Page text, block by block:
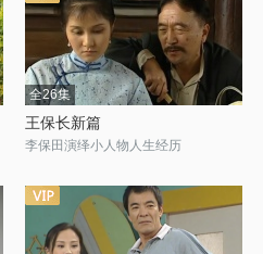
全26集
王保长新篇
李保田演绎小人物人生经历